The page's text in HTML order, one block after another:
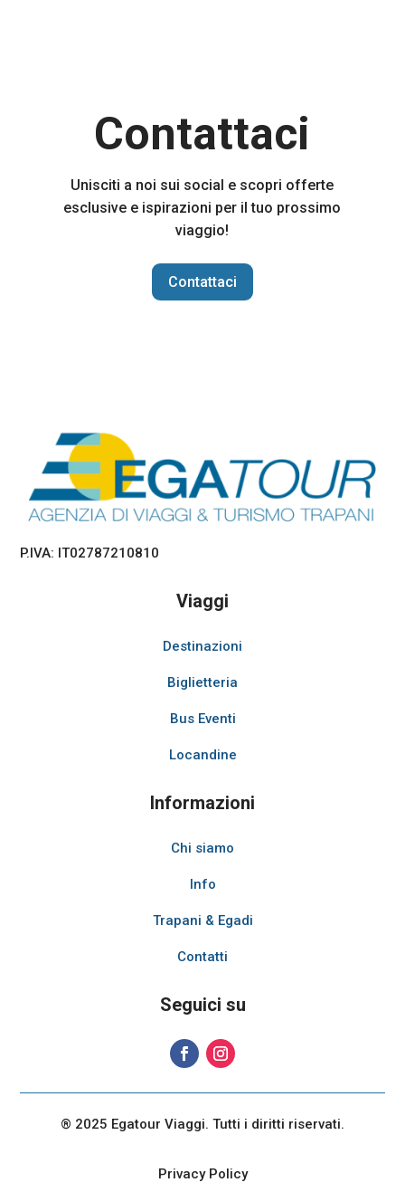
Contattaci
Unisciti a noi sui social e scopri offerte
esclusive e ispirazioni per il tuo prossimo
viaggio!
Contattaci
P.IVA: IT02787210810
Viaggi
Destinazioni
Biglietteria
Bus Eventi
Locandine
Informazioni
Chi siamo
Info
Trapani & Egadi
Contatti
Seguici su
® 2025 Egatour Viaggi. Tutti i diritti riservati.
Privacy Policy